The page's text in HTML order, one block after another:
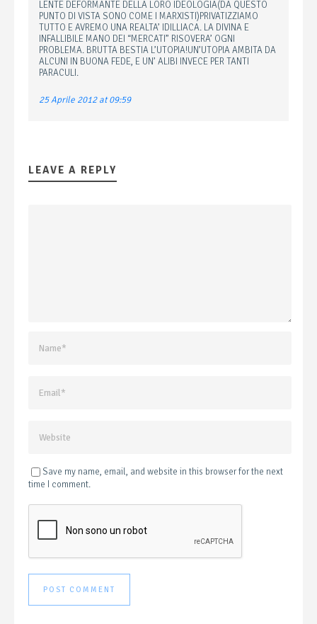
LENTE DEFORMANTE DELLA LORO IDEOLOGIA(DA QUESTO
PUNTO DI VISTA SONO COME I MARXISTI)PRIVATIZZIAMO
TUTTO E AVREMO UNA REALTA’ IDILLIACA. LA DIVINA E
INFALLIBILE MANO DEI “MERCATI” RISOVERA’ OGNI
PROBLEMA. BRUTTA BESTIA L’UTOPIA!UN’UTOPIA AMBITA DA
ALCUNI IN BUONA FEDE, E UN’ ALIBI INVECE PER TANTI
PARACULI.
25 Aprile 2012 at 09:59
LEAVE A REPLY
Save my name, email, and website in this browser for the next
time I comment.